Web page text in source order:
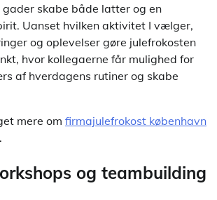
skabe både latter og en
Uanset hvilken aktivitet I vælger,
og oplevelser gøre julefrokosten
hvor kollegaerne får mulighed for
af hverdagens rutiner og skabe
mere om firmajulefrokost københavn
og teambuilding